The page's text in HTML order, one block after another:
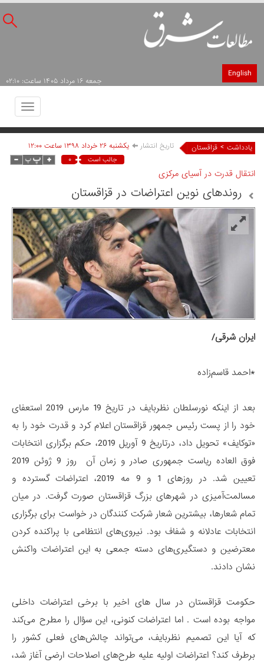
English
جمعه ۱۶ مرداد ۱۴۰۵ ساعت: ۰۲:۱۰
Toggle
یادداشت > قزاقستان تاریخ انتشار يکشنبه ۲۶ خرداد ۱۳۹۸ ساعت ۱۲:۰۰
جالب است ۰
انتقال قدرت در آسیای مرکزی
روندهای نوین اعتراضات در قزاقستان
ایران شرقی/
*احمد قاسم‌زاده
بعد از اینکه نورسلطان نظربایف در تاریخ 19 مارس 2019 استعفای
خود را از پست رئیس جمهور قزاقستان اعلام کرد و قدرت خود را به
«توکایف» تحویل داد، درتاریخ 9 آوریل 2019، حکم برگزاری انتخابات
فوق العاده ریاست جمهوری صادر و زمان آن روز 9 ژوئن 2019
تعیین شد. در روزهای 1 و 9 مه 2019، اعتراضات گسترده و
مسالمت‌آمیزی در شهرهای بزرگ قزاقستان صورت گرفت. در میان
تمام شعارها، بیشترین شعار شرکت کنندگان در خواست برای برگزاری
انتخابات عادلانه و شفاف بود. نیروی‌های انتظامی با پراکنده کردن
معترضین و دستگیری‌های دسته جمعی به این اعتراضات واکنش
نشان دادند.
حکومت قزاقستان در سال های اخیر با برخی اعتراضات داخلی
مواجه بوده است . اما اعتراضات کنونی، این سؤال را مطرح می‌کند
که آیا این تصمیم نظربایف، می‌تواند چالش‌های فعلی کشور را
برطرف کند؟ اعتراضات اولیه علیه طرح‌های اصلاحات ارضی آغاز شد،